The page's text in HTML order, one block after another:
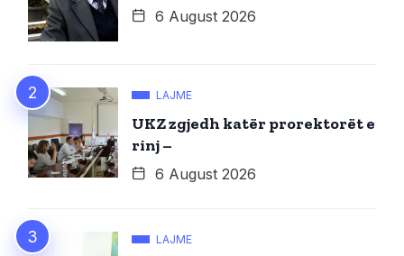
6 August 2026
LAJME
UKZ zgjedh katër prorektorët e
rinj –
6 August 2026
LAJME